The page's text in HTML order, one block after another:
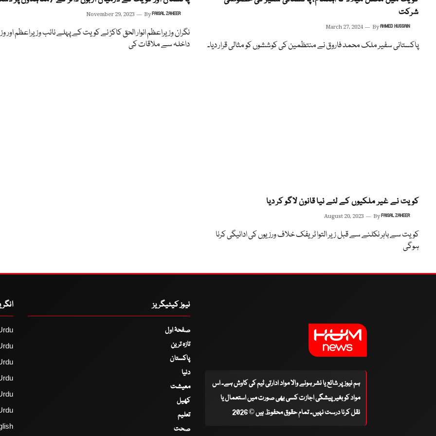
شرکت
March 27, 2024 ByAHMED HUSSAIN
پاکستانی سفیر ملک محمد فاروق نے منتظمین کی کوششوں کو مثالی قرار دیا۔
November 29, 2023 ByFAISAL ZAHEER
نگران وزیراعظم انوار الحق کاکڑ نے کویت کے پہلے نائب وزیراعظم اور
داخلہ سے ملاقات کی
کویت نے غیر ملکیوں کے لئے نیا قانون لاگو کر دیا
August 20, 2023 ByFAISAL ZAHEER
کویت سے باہر نکلنے سے قبل زیر التوا ٹریفک خلاف ورزیوں کی ادائیگی کرنا
ہوگی
ہم نیوز پر شائع یا نشر ہونے والا مواد ادارتی ٹیم کی کاوش ہے۔ اس
مواد کو بغیر پیشگی اجازت کسی بھی صورت میں استعمال یا
نقل کرنا درست نہیں۔ تمام حقوق محفوظ ہیں © 2026
نیوز کیٹیگریز
صفحۂ اول
تازہ ترین
پاکستان
دنیا
معیشت
کھیل
تعلیم
صحت